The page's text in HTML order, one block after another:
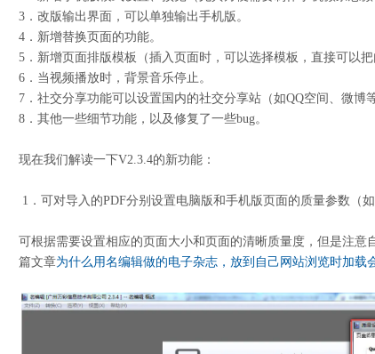
3．改版输出界面，可以单独输出手机版。
4．新增替换页面的功能。
5．新增页面排版模板（插入页面时，可以选择模板，直接可以把
6．当视频播放时，背景音乐停止。
7．社交分享功能可以设置国内的社交分享站（如QQ空间、微博等
8．其他一些细节功能，以及修复了一些bug。
现在我们解读一下V2.3.4的新功能：
1．可对导入的PDF分别设置电脑版和手机版页面的质量参数（
可根据需要设置相应的页面大小和页面的清晰质量度，但是注意
篇文章为什么用名编辑做的电子杂志，放到自己网站浏览时加载